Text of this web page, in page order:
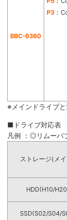
BBC-6360
P3 ：
※メインドライブ
■ドライブ対応表
凡例 ：◎リムーバ
ストレージ(メ
HDD(H10/
SSD(S02/S04/